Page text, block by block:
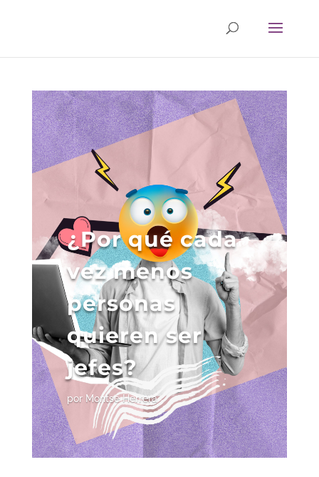
¿Por qué cada
vez menos
personas
quieren ser
jefes?
por Montse Herrera